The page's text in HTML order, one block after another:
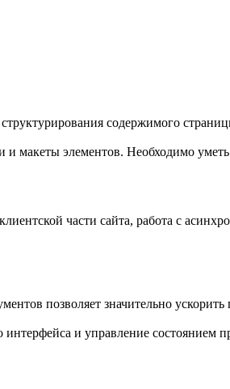
содержимого
макеты элементов. Необходимо
части сайта, работа с
позволяет значительно
и управление состоянием